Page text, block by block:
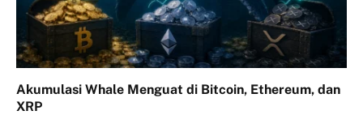
Akumulasi Whale Menguat di Bitcoin, Ethereum, dan
XRP